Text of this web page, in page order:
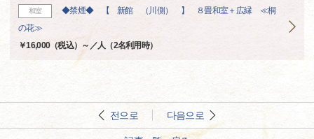
和室
◆禁煙◆ 【 新館 （川側） 】 ８畳和室＋広縁 ≪桐
の花≫
￥16,000（税込）～／人（2名利用時）
전으로 다음으로